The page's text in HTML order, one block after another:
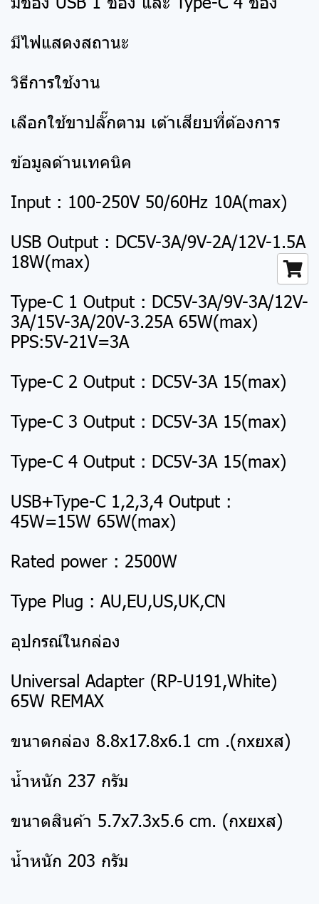
มีไฟแสดงสถานะ
วิธีการใช้งาน
เลือกใช้ขาปลั๊กตาม เต้าเสียบที่ต้องการ
ข้อมูลด้านเทคนิค
Input : 100-250V 50/60Hz 10A(max)
USB Output : DC5V-3A/9V-2A/12V-1.5A
18W(max)
Type-C 1 Output : DC5V-3A/9V-3A/12V-
3A/15V-3A/20V-3.25A 65W(max)
PPS:5V-21V=3A
Type-C 2 Output : DC5V-3A 15(max)
Type-C 3 Output : DC5V-3A 15(max)
Type-C 4 Output : DC5V-3A 15(max)
USB+Type-C 1,2,3,4 Output :
45W=15W 65W(max)
Rated power : 2500W
Type Plug : AU,EU,US,UK,CN
อุปกรณ์ในกล่อง
Universal Adapter (RP-U191,White)
65W REMAX
ขนาดกล่อง 8.8x17.8x6.1 cm .(กxยxส)
น้ำหนัก 237 กรัม
ขนาดสินค้า 5.7x7.3x5.6 cm. (กxยxส)
น้ำหนัก 203 กรัม